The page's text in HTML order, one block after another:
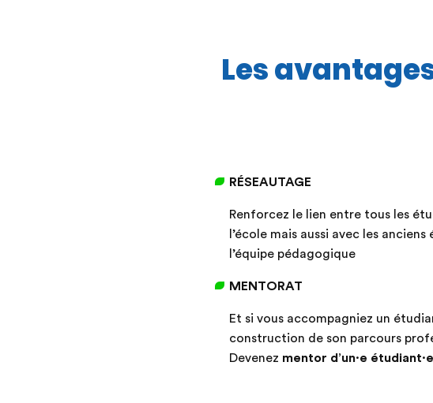
Les
RÉSEAUTAGE
Renforcez le lien entre tous les
l’école mais aussi avec les
l’équipe pédagogique
MENTORAT
Et si vous accompagniez un
construction de son parcours
Devenez mentor d’un·e étudiant·e